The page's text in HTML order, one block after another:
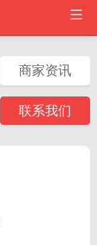
商家资讯
联系我们